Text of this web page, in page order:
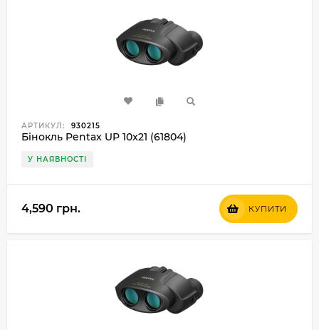
АРТИКУЛ: 930215
Бінокль Pentax UP 10x21 (61804)
У НАЯВНОСТІ
4,590 грн. КУПИТИ